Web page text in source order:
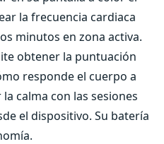
la frecuencia cardiaca
minutos en zona activa.
obtener la puntuación
responde el cuerpo a
calma con las sesiones
el dispositivo. Su batería